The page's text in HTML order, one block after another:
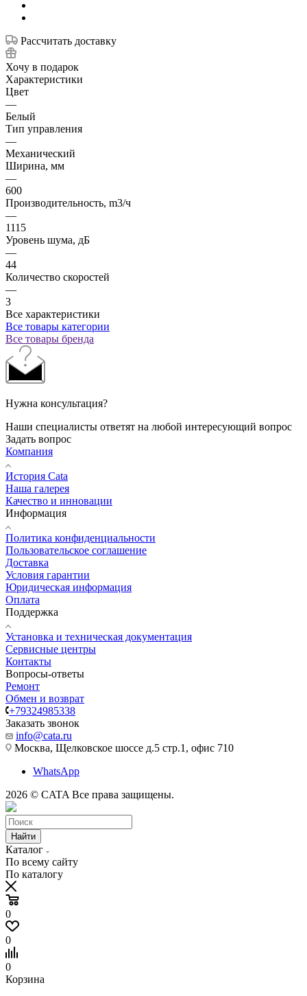
Рассчитать доставку
Хочу в подарок
Характеристики
Цвет
—
Белый
Тип управления
—
Механический
Ширина, мм
—
600
Производительность, m3/ч
—
1115
Уровень шума, дБ
—
44
Количество скоростей
—
3
Все характеристики
Все товары категории
Все товары бренда
Нужна консультация?
Наши специалисты ответят на любой интересующий вопрос
Задать вопрос
Компания
История Cata
Наша галерея
Качество и инновации
Информация
Политика конфиденциальности
Пользовательское соглашение
Доставка
Условия гарантии
Юридическая информация
Оплата
Поддержка
Установка и техническая документация
Сервисные центры
Контакты
Вопросы-ответы
Ремонт
Обмен и возврат
+79324985338
Заказать звонок
info@cata.ru
Москва, Щелковское шоссе д.5 стр.1, офис 710
WhatsApp
2026 © CATA Все права защищены.
Найти
Каталог
По всему сайту
По каталогу
0
0
0
Корзина